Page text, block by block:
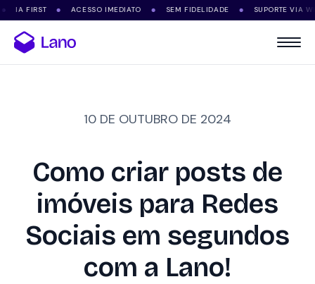
● ACESSO IMEDIATO ● SEM FIDELIDADE ● SUPORTE VIA
10 DE OUTUBRO DE 2024
Como criar posts de
imóveis para Redes
Sociais em segundos
com a Lano!